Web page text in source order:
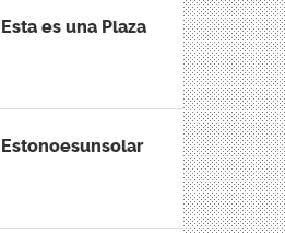
Esta es una Plaza
Estonoesunsolar